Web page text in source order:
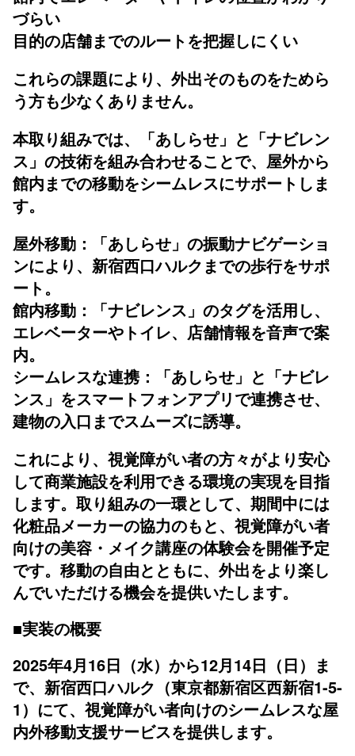
づらい
目的の店舗までのルートを把握しにくい
これらの課題により、外出そのものをためら
う方も少なくありません。
本取り組みでは、「あしらせ」と「ナビレン
ス」の技術を組み合わせることで、屋外から
館内までの移動をシームレスにサポートしま
す。
屋外移動：「あしらせ」の振動ナビゲーショ
ンにより、新宿西口ハルクまでの歩行をサポ
ート。
館内移動：「ナビレンス」のタグを活用し、
エレベーターやトイレ、店舗情報を音声で案
内。
シームレスな連携：「あしらせ」と「ナビレ
ンス」をスマートフォンアプリで連携させ、
建物の入口までスムーズに誘導。
これにより、視覚障がい者の方々がより安心
して商業施設を利用できる環境の実現を目指
します。取り組みの一環として、期間中には
化粧品メーカーの協力のもと、視覚障がい者
向けの美容・メイク講座の体験会を開催予定
です。移動の自由とともに、外出をより楽し
んでいただける機会を提供いたします。
■実装の概要
2025年4月16日（水）から12月14日（日）ま
で、新宿西口ハルク（東京都新宿区西新宿1-5-
1）にて、視覚障がい者向けのシームレスな屋
内外移動支援サービスを提供します。